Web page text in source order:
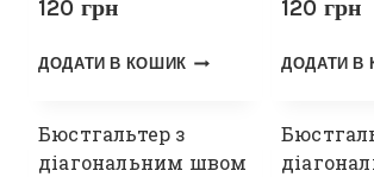
120 грн
ДОДАТИ В КОШИК
120 грн
ДОДАТИ В
Бюстгальтер з
діагональним швом